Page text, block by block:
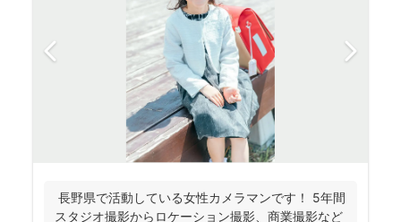
長野県で活動している女性カメラマンです！ 5年間
スタジオ撮影からロケーション撮影、商業撮影など